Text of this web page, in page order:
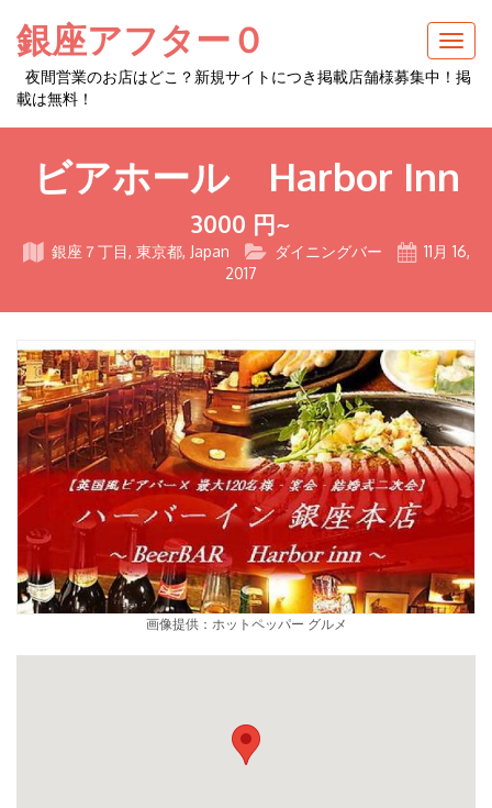
銀座アフター０
夜間営業のお店はどこ？新規サイトにつき掲載店舗様募集中！掲
載は無料！
ビアホール Harbor Inn
3000 円~
銀座７丁目, 東京都, Japan ダイニングバー
11月 16,
2017
画像提供：ホットペッパー グルメ